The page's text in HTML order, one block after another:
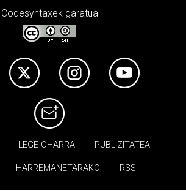
Codesyntaxek garatua
LEGE OHARRA PUBLIZITATEA
HARREMANETARAKO RSS